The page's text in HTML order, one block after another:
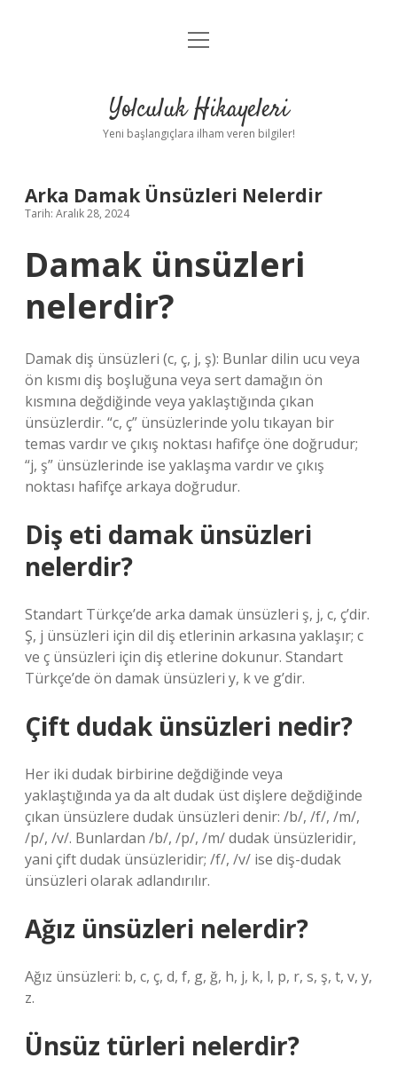
Anasayfa
Yasal Uyarı
menüyü
Yolculuk Hikayeleri
Yeni başlangıçlara ilham veren bilgiler!
Arka Damak Ünsüzleri Nelerdir
Tarih: Aralık 28, 2024
Damak ünsüzleri
nelerdir?
Damak diş ünsüzleri (c, ç, j, ş): Bunlar dilin ucu veya
ön kısmı diş boşluğuna veya sert damağın ön
kısmına değdiğinde veya yaklaştığında çıkan
ünsüzlerdir. “c, ç” ünsüzlerinde yolu tıkayan bir
temas vardır ve çıkış noktası hafifçe öne doğrudur;
“j, ş” ünsüzlerinde ise yaklaşma vardır ve çıkış
noktası hafifçe arkaya doğrudur.
Diş eti damak ünsüzleri
nelerdir?
Standart Türkçe’de arka damak ünsüzleri ş, j, c, ç’dir.
Ş, j ünsüzleri için dil diş etlerinin arkasına yaklaşır; c
ve ç ünsüzleri için diş etlerine dokunur. Standart
Türkçe’de ön damak ünsüzleri y, k ve g’dir.
Çift dudak ünsüzleri nedir?
Her iki dudak birbirine değdiğinde veya
yaklaştığında ya da alt dudak üst dişlere değdiğinde
çıkan ünsüzlere dudak ünsüzleri denir: /b/, /f/, /m/,
/p/, /v/. Bunlardan /b/, /p/, /m/ dudak ünsüzleridir,
yani çift dudak ünsüzleridir; /f/, /v/ ise diş-dudak
ünsüzleri olarak adlandırılır.
Ağız ünsüzleri nelerdir?
Ağız ünsüzleri: b, c, ç, d, f, g, ğ, h, j, k, l, p, r, s, ş, t, v, y,
z.
Ünsüz türleri nelerdir?